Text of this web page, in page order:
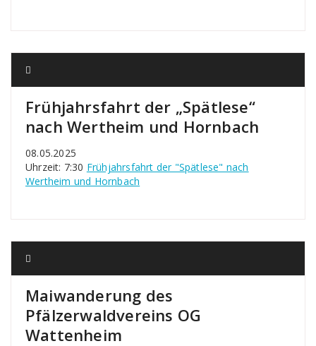
Frühjahrsfahrt der „Spätlese“
nach Wertheim und Hornbach
08.05.2025
Uhrzeit: 7:30 Frühjahrsfahrt der "Spätlese" nach
Wertheim und Hornbach
Maiwanderung des
Pfälzerwaldvereins OG
Wattenheim